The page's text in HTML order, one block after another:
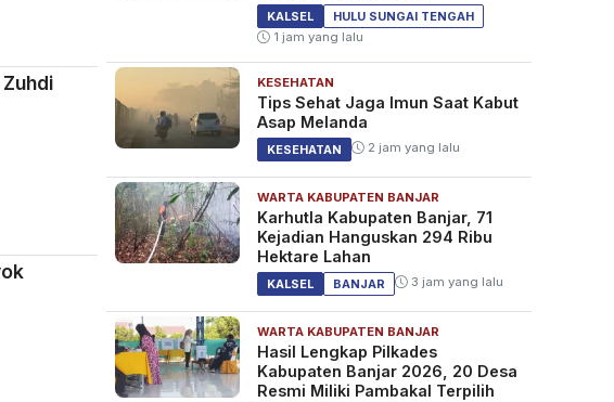
KALSEL
HULU SUNGAI TENGAH
1 jam yang lalu
KESEHATAN
Tips Sehat Jaga Imun Saat Kabut
Asap Melanda
KESEHATAN 2 jam yang lalu
WARTA KABUPATEN BANJAR
Karhutla Kabupaten Banjar, 71
Kejadian Hanguskan 294 Ribu
Hektare Lahan
KALSEL BANJAR 3 jam yang lalu
WARTA KABUPATEN BANJAR
Hasil Lengkap Pilkades
Kabupaten Banjar 2026, 20 Desa
Resmi Miliki Pambakal Terpilih